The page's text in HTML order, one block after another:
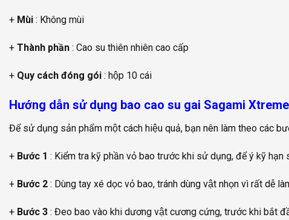
+ Mùi : Không mùi
+ Thành phần : Cao su thiên nhiên cao cấp
+ Quy cách đóng gói : hộp 10 cái
Hướng dẫn sử dụng bao cao su gai Sagami Xtreme
Để sử dụng sản phẩm một cách hiệu quả, bạn nên làm theo các
+ Bước 1 : Kiểm tra kỹ phần vỏ bao trước khi sử dụng, để ý kỹ
+ Bước 2 : Dùng tay xé dọc vỏ bao, tránh dùng vật nhọn vì rất dễ
+ Bước 3 : Đeo bao vào khi dương vật cương cứng, trước khi bắt